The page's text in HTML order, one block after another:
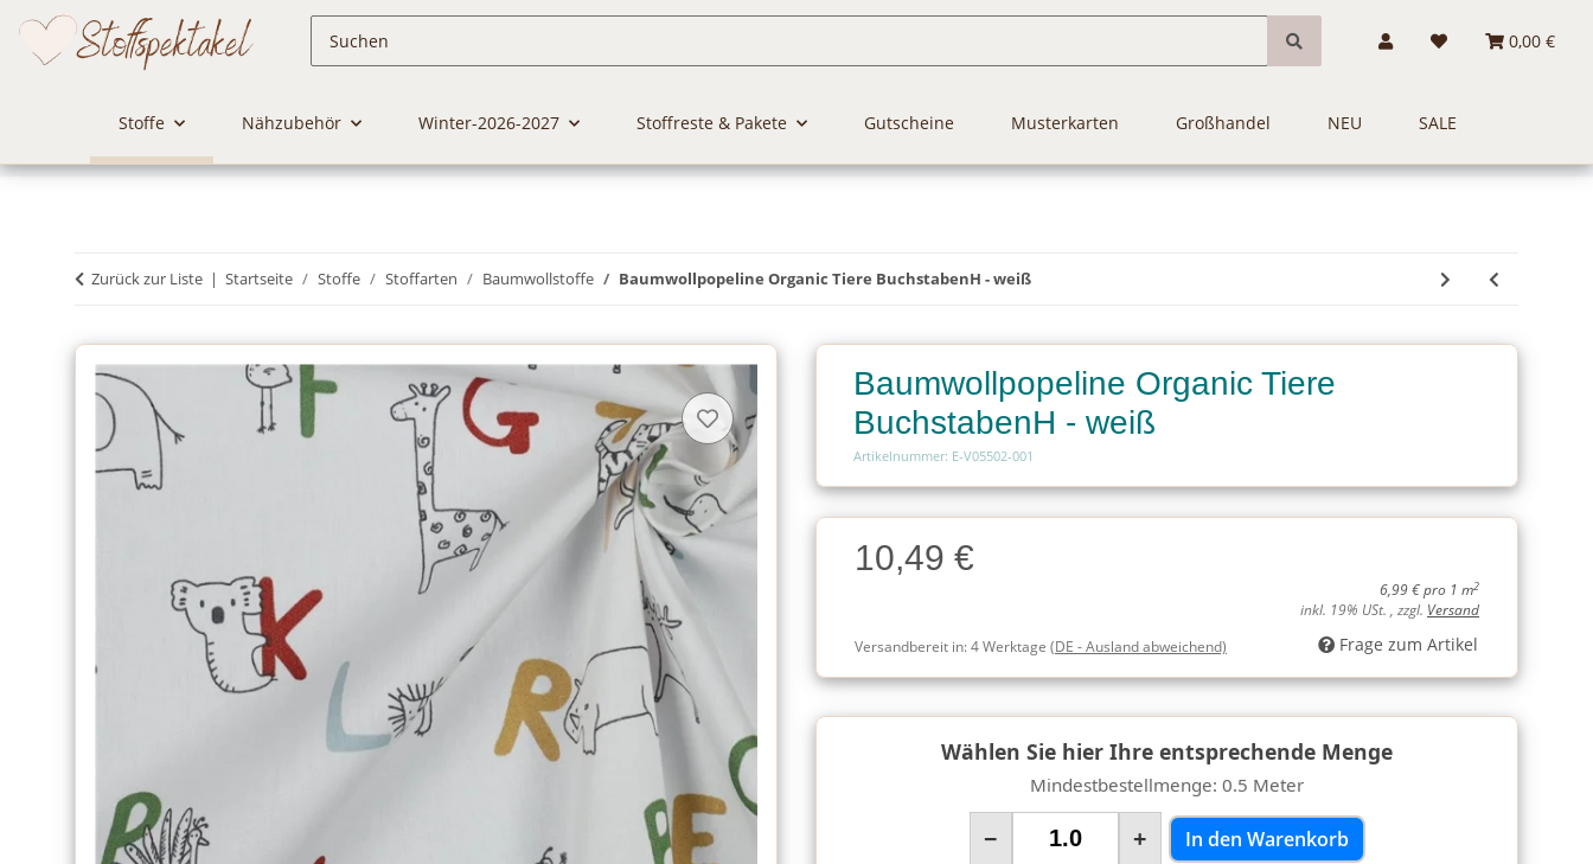
0,00 €
Stoffe Nähzubehör Winter-2026-2027 Stoffreste & Pakete Gutscheine Musterkarten Großhandel NEU SALE
Zurück zur Liste Startseite Stoffe Stoffarten Baumwollstoffe Baumwollpopeline Organic Tiere BuchstabenH - weiß
Baumwollpopeline Organic Tiere
BuchstabenH - weiß
Artikelnummer: E-V05502-001
Charge
Charge10,49 €
6,99 € pro 1 m2
inkl. 19% USt. , zzgl. Versand
Versandbereit in:4 Werktage (DE - Ausland abweichend) Frage zum Artikel
Wählen Sie hier Ihre entsprechende Menge
Mindestbestellmenge: 0.5 Meter
− + In den Warenkorb